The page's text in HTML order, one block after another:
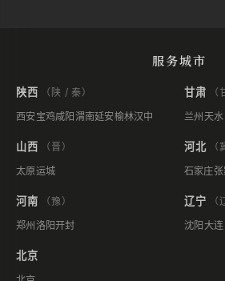
服务城市
陕西
（陕 / 秦）
西安宝鸡咸阳 渭南延安榆林汉中
甘肃
兰州 天水
山西
（晋）
太原运城
河北
（
石家庄
河南
（豫）
郑州 洛阳开封
辽宁
（
沈阳 大连
北京